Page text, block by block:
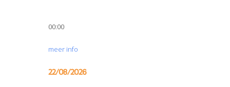
00:00
meer info
22/08/2026